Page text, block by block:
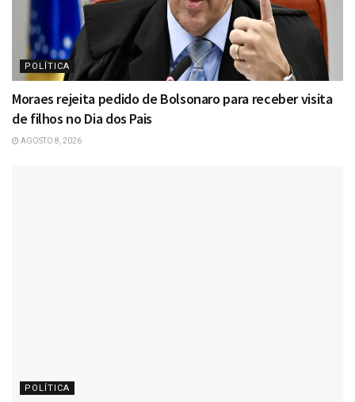
POLÍTICA
Moraes rejeita pedido de Bolsonaro para receber visita
de filhos no Dia dos Pais
AGOSTO 8, 2026
POLÍTICA